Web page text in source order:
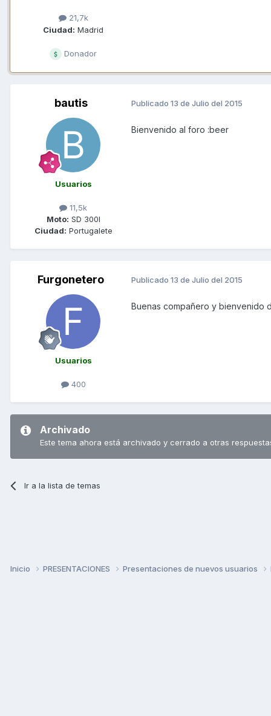
21,7k
Ciudad: Madrid
Donador
bautis
Usuarios
11,5k
Moto: SD 300I
Ciudad: Portugalete
Publicado 13 de Julio del 2015
Bienvenido al foro :beer
Furgonetero
Usuarios
400
Publicado 13 de Julio del 2015
Buenas compañero y bienvenido
Archivado
Este tema ahora está archivado y cerrado a otras
Ir a la lista de temas
Inicio PRESENTACIONES Presentaciones de nuevos usuarios